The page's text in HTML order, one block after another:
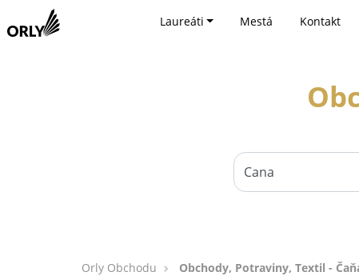
Laureáti Mestá Kontakt
Orly Obchodu Obchody, Potraviny, Textil -